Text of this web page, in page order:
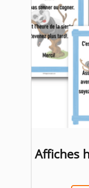
Affiches